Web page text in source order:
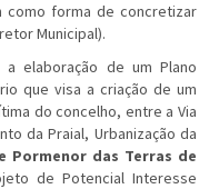
como forma de concretizar
Municipal).
a elaboração de um Plano
que visa a criação de um
do concelho, entre a Via
da Praial, Urbanização da
Pormenor das Terras de
de Potencial Interesse